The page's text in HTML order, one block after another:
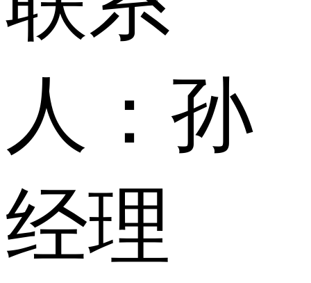
人： 孙
经理